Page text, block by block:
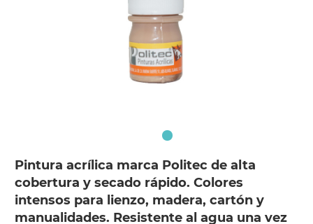
Pintura acrílica marca Politec de alta
cobertura y secado rápido. Colores
intensos para lienzo, madera, cartón y
manualidades. Resistente al agua una vez